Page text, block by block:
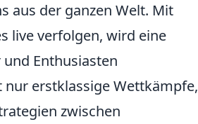
aus der ganzen Welt. Mit
live verfolgen, wird eine
Enthusiasten
erstklassige Wettkämpfe,
zwischen